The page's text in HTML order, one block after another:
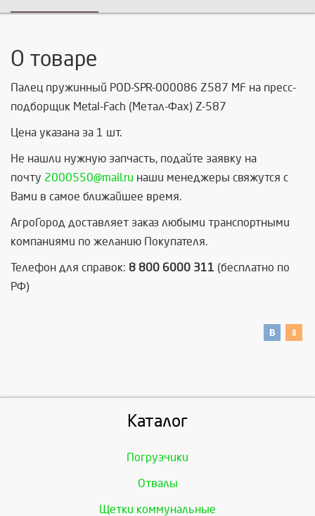
О товаре
Палец пружинный POD-SPR-000086 Z587 MF на пресс-
подборщик Metal-Fach (Метал-Фах) Z-587
Цена указана за 1 шт.
Не нашли нужную запчасть, подайте заявку на
почту 2000550@mail.ru наши менеджеры свяжутся с
Вами в самое ближайшее время.
АгроГород доставляет заказ любыми транспортными
компаниями по желанию Покупателя.
Телефон для справок: 8 800 6000 311 (бесплатно по
РФ)
Каталог
Погрузчики
Отвалы
Щетки коммунальные